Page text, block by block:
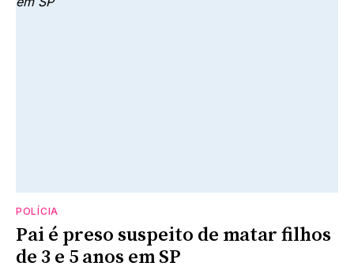
POLÍCIA
Pai é preso suspeito de matar filhos
de 3 e 5 anos em SP